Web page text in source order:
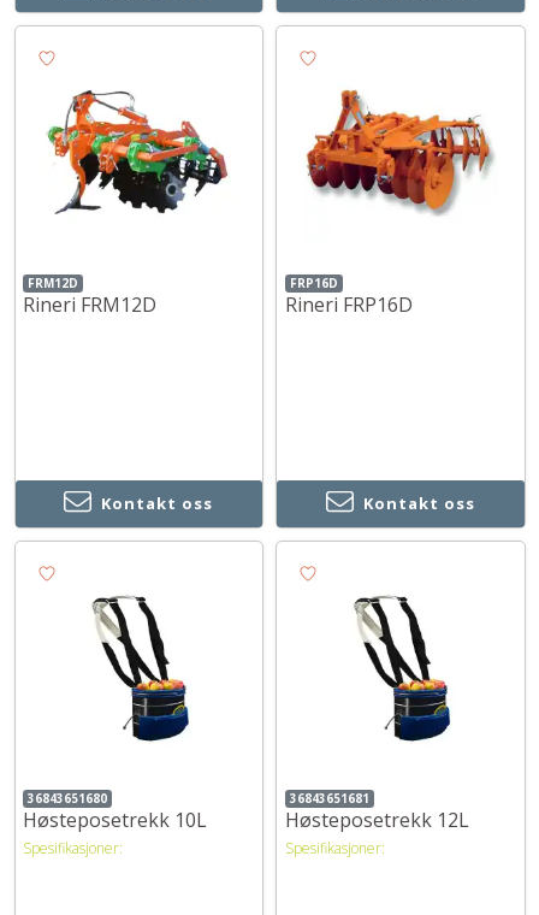
FRM12D
Rineri FRM12D
Kontakt oss
FRP16D
Rineri FRP16D
Kontakt oss
36843651680
Høsteposetrekk 10L
Spesifikasjoner:
36843651681
Høsteposetrekk 12L
Spesifikasjoner: